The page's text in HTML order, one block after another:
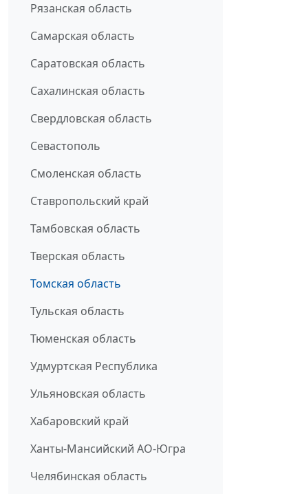
Рязанская область
Самарская область
Саратовская область
Сахалинская область
Свердловская область
Севастополь
Смоленская область
Ставропольский край
Тамбовская область
Тверская область
Томская область
Тульская область
Тюменская область
Удмуртская Республика
Ульяновская область
Хабаровский край
Ханты-Мансийский АО-Югра
Челябинская область